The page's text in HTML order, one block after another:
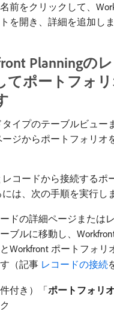
名前をクリックして、
を開き、詳細を追加しま
Planningの
てポートフォ
タイプのテーブルビュー
ジからポートフォリオ
レコードから接続するポ
は、次の手順を実行し
ドの詳細ページまたは
ブルに移動し、
Workfront ポートフォリ
（記事 ​ レコードの接続
件付き）「ポートフォリ